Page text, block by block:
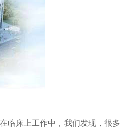
床上工作中，我们发现，很多